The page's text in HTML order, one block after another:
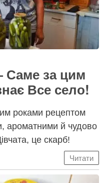
Саме за цим
Все село!
роками рецептом
ароматними й чудово
це скарб!
Читати